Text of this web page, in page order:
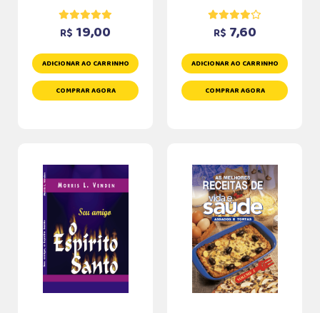
R$ 19,00
ADICIONAR AO CARRINHO
COMPRAR AGORA
R$ 7,60
ADICIONAR AO CARRINHO
COMPRAR AGORA